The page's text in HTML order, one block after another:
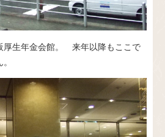
厚生年金会館。 来年以降もここで